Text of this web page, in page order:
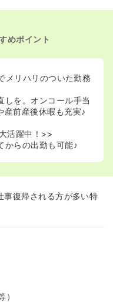
めポイント
メリハリのついた勤務
を。オンコール手当
産前産後休暇も充実♪
活躍中！>>
らの出勤も可能♪
事復帰される方が多い特